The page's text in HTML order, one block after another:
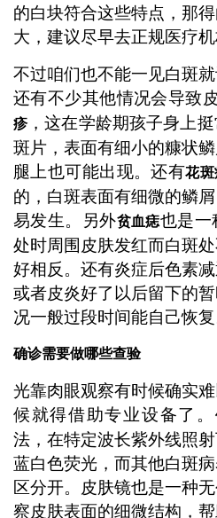
的白块符合这些特点，那
大，建议尽早去正规医疗机
不过咱们也不能一见白斑
还有不少其他情况会导致
疹，这在学龄期孩子身上
斑片，表面有细小的糠状
腿上也可能出现。还有花斑
的，白斑表面有细微的鳞
易发生。另外贫血痣也是一
处时周围皮肤发红而白斑
好相反。还有炎症后色素
或者皮炎好了以后留下的
况一般过段时间能自己恢复
确诊需要做哪些查验
光靠肉眼观察有时候确实
候就得借助专业设备了。
法，在特定波长紫外线照
蓝白色荧光，而其他白斑
区分开。皮肤镜也是一种
察皮肤表面的细微结构，